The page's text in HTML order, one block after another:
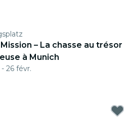
– La chasse au trésor
à Munich
26 févr.